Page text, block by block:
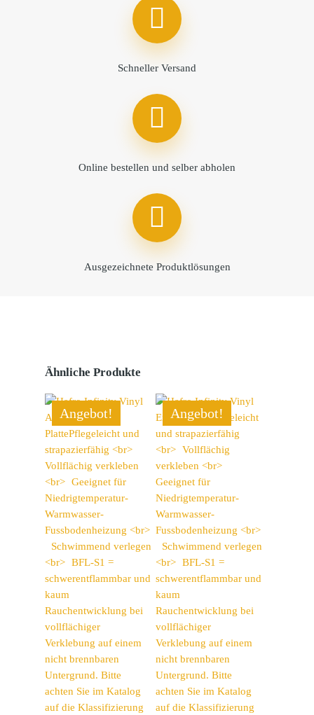
Schneller Versand
Online bestellen und selber abholen
Ausgezeichnete Produktlösungen
Ähnliche Produkte
Angebot! Angebot!